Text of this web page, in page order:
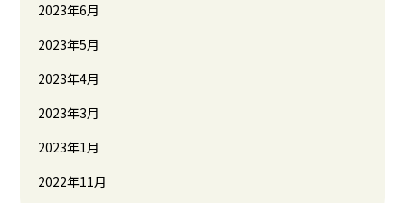
2023年6月
2023年5月
2023年4月
2023年3月
2023年1月
2022年11月